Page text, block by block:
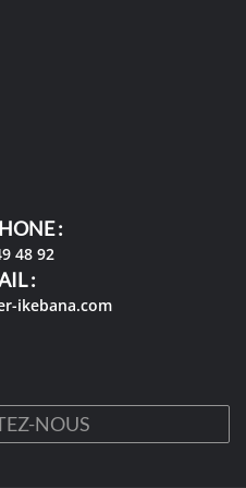
:
48 92
:
ikebana.com
NOUS